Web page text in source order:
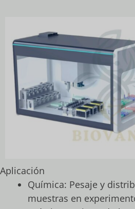
Aplicación
Química: Pesaje y
muestras en